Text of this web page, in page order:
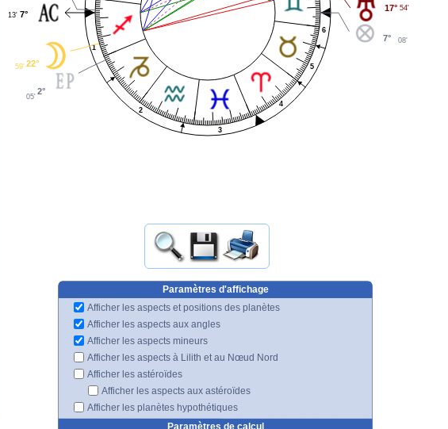
1
2
3
4
5
6
17° 54'
7°
13'
22°
59'
2°
05'
7° 08'
Paramètres d'affichage
Afficher les aspects et positions des planètes
Afficher les aspects aux angles
Afficher les aspects mineurs
Afficher les aspects à Lilith et au Nœud Nord
Afficher les astéroïdes
Afficher les aspects aux astéroïdes
Afficher les planètes hypothétiques
Paramètres de calcul